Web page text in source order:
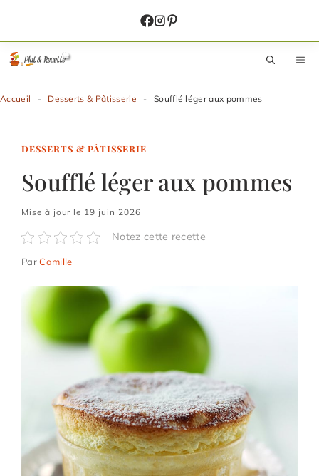
contenu
Accueil - Desserts & Pâtisserie - Soufflé léger aux pommes
DESSERTS & PÂTISSERIE
Soufflé léger aux pommes
Mise à jour le 19 juin 2026
Notez cette recette
ParCamille